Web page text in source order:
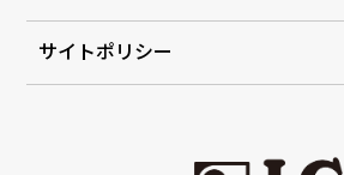
サイトポリシー